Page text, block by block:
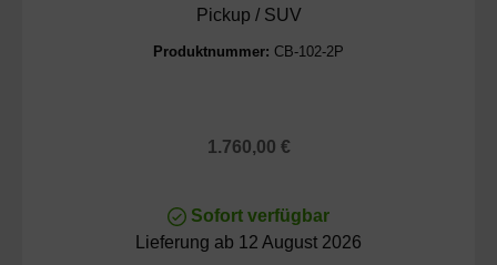
Pickup / SUV
Produktnummer: CB-102-2P
Regulärer Preis:
1.760,00 €
Sofort verfügbar
Lieferung ab 12 August 2026